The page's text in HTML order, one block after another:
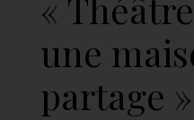
une
partage »